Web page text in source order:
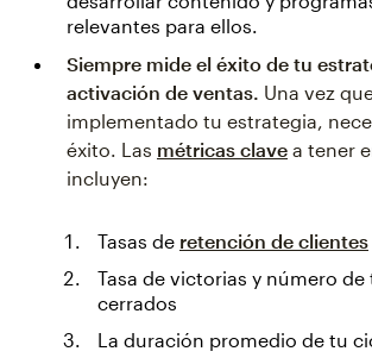
relevantes para ellos.
Siempre mide el éxito de tu
activación de ventas. Una vez
implementado tu estrategia,
éxito. Las métricas clave a tener
incluyen:
Tasas de retención de clientes
Tasa de victorias y número de
cerrados
La duración promedio de tu